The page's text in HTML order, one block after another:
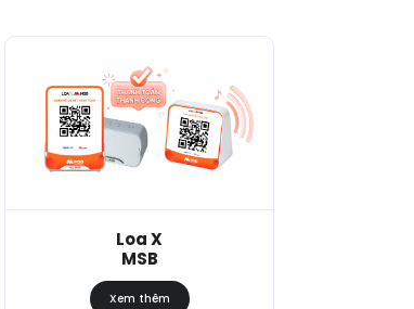
Loa X
MSB
Xem thêm